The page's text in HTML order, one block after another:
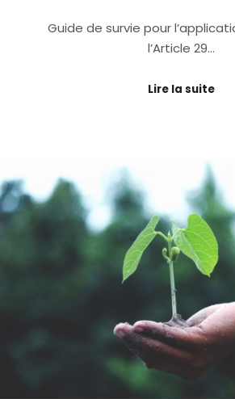
Guide de survie pour
l’Article 29…
Lire la suite